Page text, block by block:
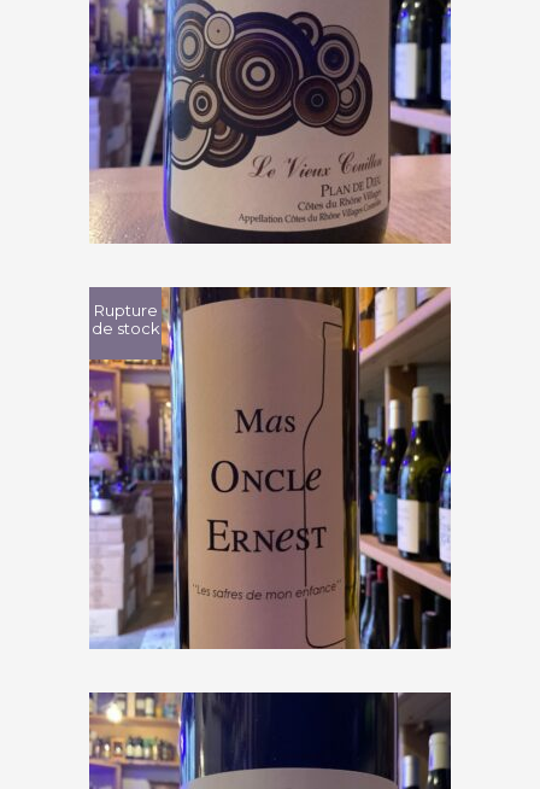
Maison Plantevin « Le Vieux
Couillon » 2019
€10,00
Rupture
de stock
Mas Oncle Ernest « Les safres de
mon enfance » 2020